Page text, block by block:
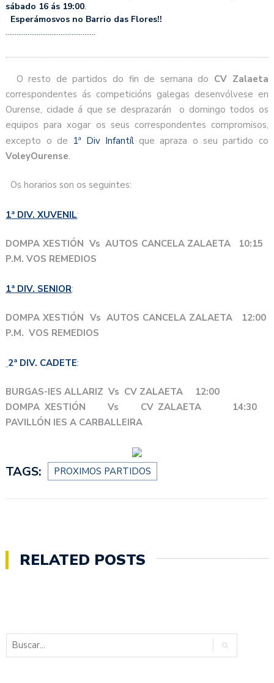
sábado 16 ás 19:00.
Esperámosvos no Barrio das Flores!!
………………………………………….
O resto de partidos do fin de semana do CV Zalaeta
correspondentes ás competicións galegas desenvólvese en
Ourense, cidade á que se desprazarán o domingo todos os
equipos para xogar os seus correspondentes compromisos,
excepto o de 1ª Div Infantílque apraza o seu partido co
VoleyOurense.
Os horarios son os seguintes:
1ª DIV. XUVENIL:
DOMPA XESTIÓN Vs AUTOS CANCELA ZALAETA 10:15
P.M. VOS REMEDIOS
1ª DIV. SENIOR:
DOMPA XESTIÓN Vs AUTOS CANCELA ZALAETA 12:00
P.M. VOS REMEDIOS
2ª DIV. CADETE:
BURGAS-IES ALLARIZ Vs CV ZALAETA 12:00
DOMPA XESTIÓN Vs CV ZALAETA 14:30
PAVILLÓN IES A CARBALLEIRA
TAGS: PROXIMOS PARTIDOS
RELATED POSTS